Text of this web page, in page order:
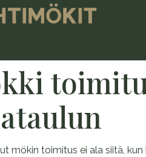
mökin toimitus ei ala siitä,